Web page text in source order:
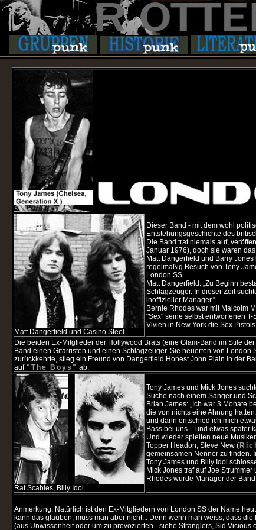
Matt Dangerfield und Casino Steel
Dieser Band - mit dem wohl
Entstehungsgeschichte des
Die Band trat niemals auf,
Januar 1976), doch sie waren
Matt Dangerfield und Barry
regelmäßig Besuch von Tony
London SS.
Matt Dangerfield: „Zu Beginn
Schlagzeuger. In dieser Zeit
inoffizieller Manager.”
Bernie Rhodes war mit Malcolm
"Sex" seine selbst entworfenen
Vivien in New York die Sex
Die beiden Ex-Mitglieder der Hollywood Brats (eine Glam-Band im Stile
Band einen Gitarristen und einen Schlagzeuger. Sie heuerten von
zurückkehrte, stieg ein Freund von Dangerfield Honest John Plain in der
auf "The Boys" ab.
Rat Scabies, Billy Idol
Tony James und Mick Jones
Suche nach einem Sänger und
Brian James: „Ich war 3 Monate
die von nichts eine Ahnung
und dann entschied ich mich
Bass bei uns – und etwas später
Und wieder spielten neue
Topper Headon, Steve New (
gemeinsamen Nenner zu finden.
Tony James und Billy Idol
Mick Jones traf auf Joe
Rhodes wurde Manager der
Anmerkung: Natürlich ist den Ex-Mitgliedern von London SS der Name
kann das glauben, muss man aber nicht... Denn wenn man weiss, dass
(aus Unwissenheit oder um zu provozierten - siehe Stranglers, Sid